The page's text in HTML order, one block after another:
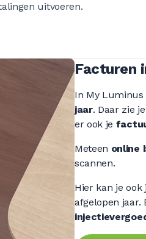
uitvoeren.
Facturen
In My Luminus
jaar. Daar zie
er ook je
Meteen online
scannen.
Hier kan je ook
afgelopen jaar.